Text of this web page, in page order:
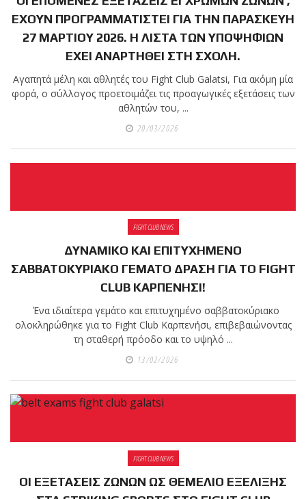
ΕΧΟΥΝ ΠΡΟΓΡΑΜΜΑΤΙΣΤΕΙ ΓΙΑ ΤΗΝ ΠΑΡΑΣΚΕΥΗ
27 ΜΑΡΤΙΟΥ 2026. Η ΛΙΣΤΑ ΤΩΝ ΥΠΟΨΗΦΙΩΝ
ΕΧΕΙ ΑΝΑΡΤΗΘΕΙ ΣΤΗ ΣΧΟΛΗ.
Αγαπητά μέλη και αθλητές του Fight Club Galatsi, Για ακόμη μία
φορά, ο σύλλογος προετοιμάζει τις προαγωγικές εξετάσεις των
αθλητών του, ...
20/03/2026
FIGHT CLUB NEWS
ΔΥΝΑΜΙΚΟ ΚΑΙ ΕΠΙΤΥΧΗΜΕΝΟ
ΣΑΒΒΑΤΟΚΥΡΙΑΚΟ ΓΕΜΑΤΟ ΔΡΑΣΗ ΓΙΑ ΤΟ FIGHT
CLUB ΚΑΡΠΕΝΗΣΙ!
Ένα ιδιαίτερα γεμάτο και επιτυχημένο σαββατοκύριακο
ολοκληρώθηκε για το Fight Club Καρπενήσι, επιβεβαιώνοντας
τη σταθερή πρόοδο και το υψηλό ...
13/02/2026
FIGHT CLUB NEWS
ΟΙ ΕΞΕΤΑΣΕΙΣ ΖΩΝΩΝ ΩΣ ΘΕΜΕΛΙΟ ΕΞΕΛΙΞΗΣ